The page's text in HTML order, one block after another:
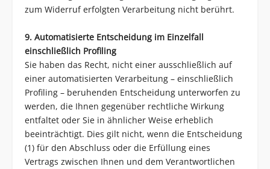
zum Widerruf erfolgten Verarbeitung nicht berührt.
9. Automatisierte Entscheidung im Einzelfall
einschließlich Profiling
Sie haben das Recht, nicht einer ausschließlich auf
einer automatisierten Verarbeitung – einschließlich
Profiling – beruhenden Entscheidung unterworfen zu
werden, die Ihnen gegenüber rechtliche Wirkung
entfaltet oder Sie in ähnlicher Weise erheblich
beeinträchtigt. Dies gilt nicht, wenn die Entscheidung
(1) für den Abschluss oder die Erfüllung eines
Vertrags zwischen Ihnen und dem Verantwortlichen